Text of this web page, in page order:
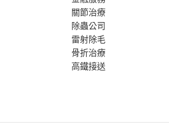
關節治療
除蟲公司
雷射除毛
骨折治療
高鐵接送